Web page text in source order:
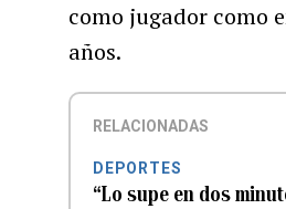
como jugador como
años.
RELACIONADAS
DEPORTES
“Lo supe en dos